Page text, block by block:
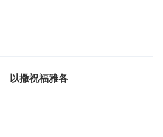
以撒祝福雅各